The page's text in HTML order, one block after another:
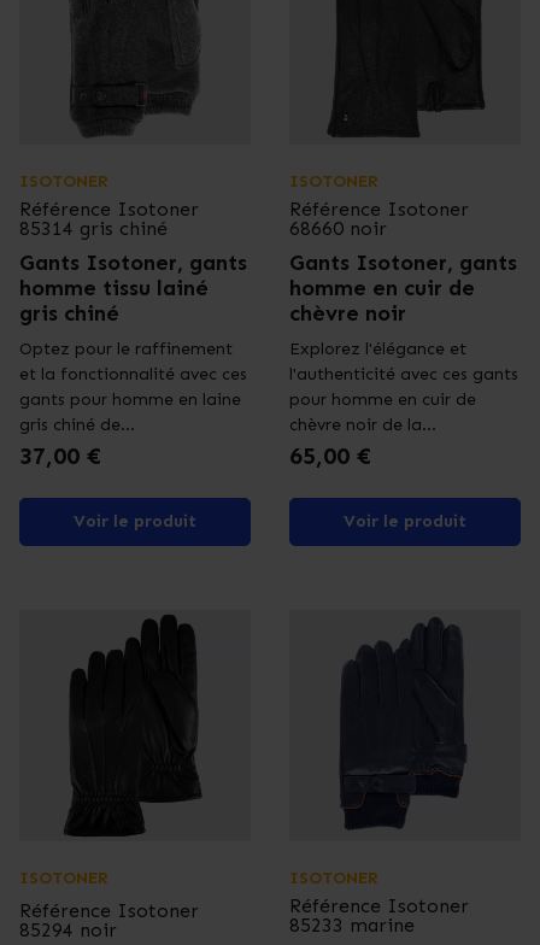
ISOTONER
Référence Isotoner
85314 gris chiné
Gants Isotoner, gants
homme tissu lainé
gris chiné
Optez pour le raffinement
et la fonctionnalité avec ces
gants pour homme en laine
gris chiné de...
Prix
37,00 €
Voir le produit
ISOTONER
Référence Isotoner
68660 noir
Gants Isotoner, gants
homme en cuir de
chèvre noir
Explorez l'élégance et
l'authenticité avec ces gants
pour homme en cuir de
chèvre noir de la...
Prix
65,00 €
Voir le produit
ISOTONER
Référence Isotoner
85294 noir
ISOTONER
Référence Isotoner
85233 marine